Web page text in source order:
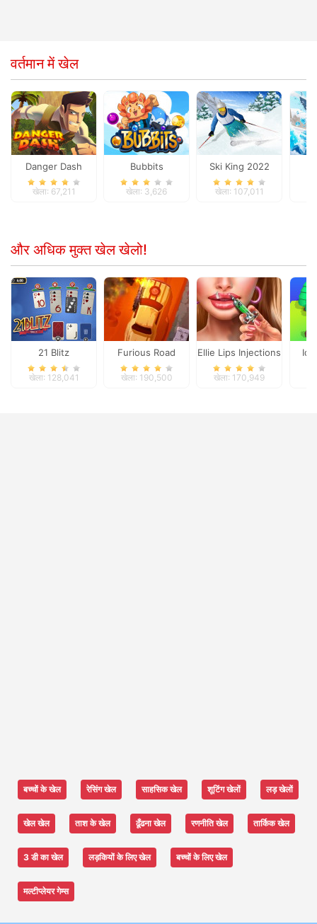
वर्तमान में खेल
Danger Dash
खेला: 67,211
Bubbits
खेला: 3,626
Ski King 2022
खेला: 107,011
और अधिक मुक्त खेल खेलो!
21 Blitz
खेला: 128,041
Furious Road
खेला: 190,500
Ellie Lips Injections
खेला: 170,949
बच्चों के खेल रेसिंग खेल साहसिक खेल शूटिंग खेलों लड़ खेलों
खेल खेल ताश के खेल ढूँढना खेल रणनीति खेल तार्किक खेल
3 डी का खेल लड़कियों के लिए खेल बच्चों के लिए खेल
मल्टीप्लेयर गेम्स